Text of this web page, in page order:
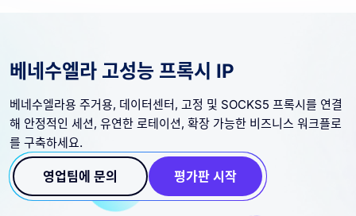
베네수엘라 고성능 프록시 IP
베네수엘라용 주거용, 데이터센터, 고정 및 SOCKS5 프록시를 연결
해 안정적인 세션, 유연한 로테이션, 확장 가능한 비즈니스 워크플로
를 구축하세요.
영업팀에 문의 평가판 시작